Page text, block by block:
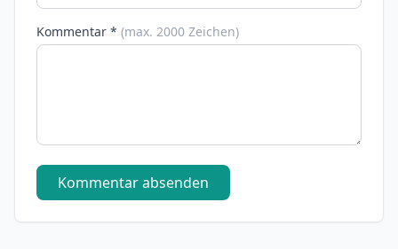
Kommentar * (max. 2000 Zeichen)
Kommentar absenden